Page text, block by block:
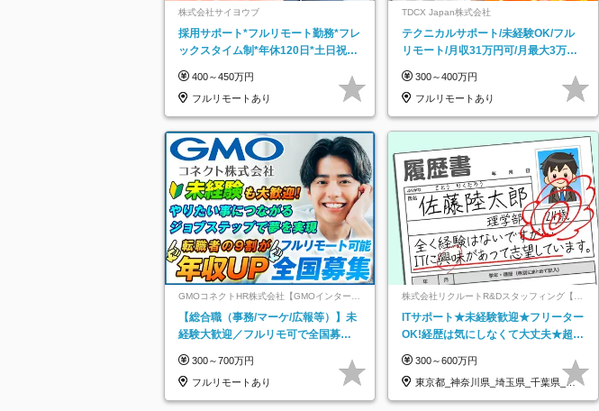
株式会社サイヨウブ
採用サポート*フルリモート勤務*フレ
ックスタイム制*年休120日*土日祝休
400～450万円
フルリモートあり
TDCX Japan株式会社
テクニカルサポート/未経験OK/フル
リモート/月収31万円可/月最大3万の
300～400万円
フルリモートあり
GMOコネクトHR株式会社【GMOインターネ
ットグループ】
【総合職（事務/マーケ/広報等）】未
経験大歓迎／フルリモ可で全国募
★
300～700万円
フルリモートあり
株式会社リクルートR&Dスタッフィング【リ
クルートグループ】
ITサポート★未経験歓迎★フリーター
OK!経歴は気にしなくて大丈夫★超大
300～600万円
東京都_神奈川県_埼玉県_千葉県_大
阪府…